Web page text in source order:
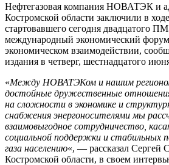
Нефтегазовая компания НОВАТЭК и
Костромской области заключили в
стартовавшего сегодня двадцатого
международный экономический
экономическом взаимодействии,
издания в четверг, шестнадцатого
«Между НОВАТЭКом и нашим
достойные дружественные
на сложности в экономике и
снабжения энергоносителями мы
взаимовыгодное сотрудничество,
социальной поддержки и стабильных
газа населению«, — рассказал Сергей
Костромской области, в своем